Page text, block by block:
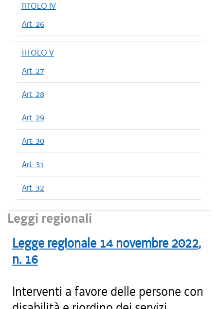
TITOLO IV
Art. 26
TITOLO V
Art. 27
Art. 28
Art. 29
Art. 30
Art. 31
Art. 32
Leggi regionali
Legge regionale 14 novembre 2022,
n. 16
Interventi a favore delle persone con